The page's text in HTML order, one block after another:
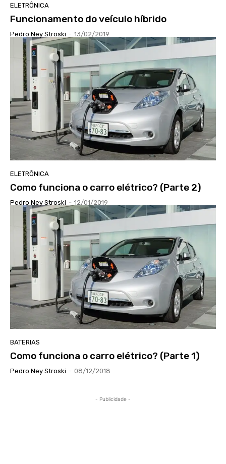
ELETRÔNICA
Funcionamento do veículo híbrido
Pedro Ney Stroski - 13/02/2019
ELETRÔNICA
Como funciona o carro elétrico? (Parte 2)
Pedro Ney Stroski - 12/01/2019
BATERIAS
Como funciona o carro elétrico? (Parte 1)
Pedro Ney Stroski - 08/12/2018
- Publicidade -